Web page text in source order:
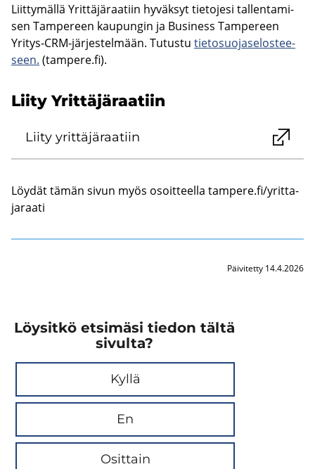
Liit­ty­mäl­lä Yrit­tä­jä­raa­tiin hy­väk­syt tie­to­je­si tal­len­ta­mi­
sen Tam­pe­reen kau­pun­gin ja Busi­ness Tam­pe­reen
Yritys-​CRM-järjestelmään. Tu­tus­tu tie­to­suo­ja­se­los­tee­
seen. (tam­pe­re.fi).
Liity Yrit­tä­jä­raa­tiin
Liity yrit­tä­jä­raa­tiin
Löy­dät tämän sivun myös osoit­teel­la tam­pe­re.fi/yrit­ta­
ja­raa­ti
Päivitetty 14.4.2026
Löysitkö etsimäsi tiedon tältä
sivulta?
Kyllä
En
Osittain